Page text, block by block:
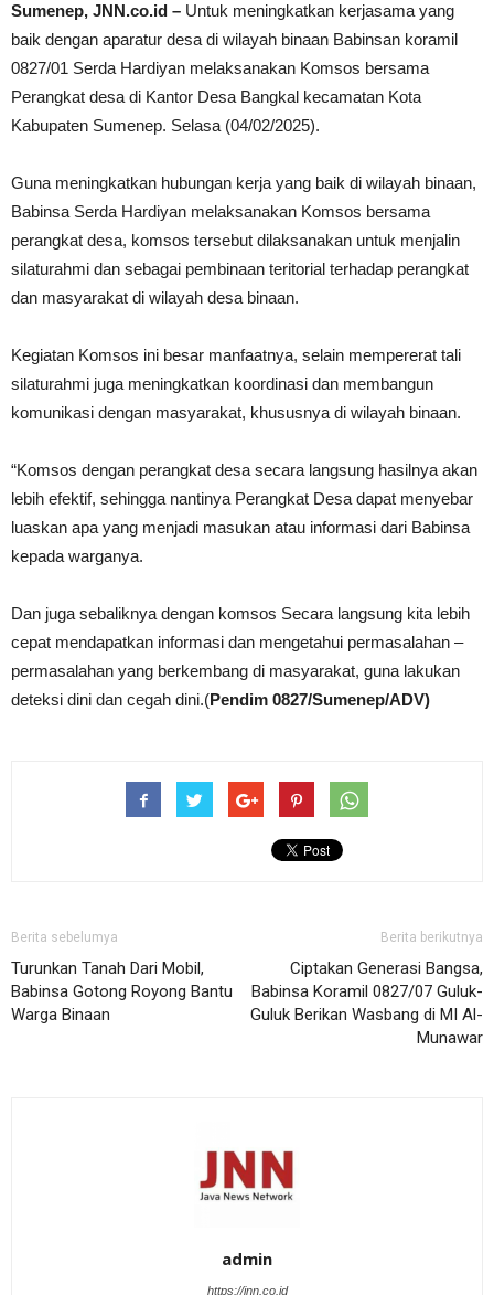
Sumenep, JNN.co.id – Untuk meningkatkan kerjasama yang
baik dengan aparatur desa di wilayah binaan Babinsan koramil
0827/01 Serda Hardiyan melaksanakan Komsos bersama
Perangkat desa di Kantor Desa Bangkal kecamatan Kota
Kabupaten Sumenep. Selasa (04/02/2025).
Guna meningkatkan hubungan kerja yang baik di wilayah binaan,
Babinsa Serda Hardiyan melaksanakan Komsos bersama
perangkat desa, komsos tersebut dilaksanakan untuk menjalin
silaturahmi dan sebagai pembinaan teritorial terhadap perangkat
dan masyarakat di wilayah desa binaan.
Kegiatan Komsos ini besar manfaatnya, selain mempererat tali
silaturahmi juga meningkatkan koordinasi dan membangun
komunikasi dengan masyarakat, khususnya di wilayah binaan.
“Komsos dengan perangkat desa secara langsung hasilnya akan
lebih efektif, sehingga nantinya Perangkat Desa dapat menyebar
luaskan apa yang menjadi masukan atau informasi dari Babinsa
kepada warganya.
Dan juga sebaliknya dengan komsos Secara langsung kita lebih
cepat mendapatkan informasi dan mengetahui permasalahan –
permasalahan yang berkembang di masyarakat, guna lakukan
deteksi dini dan cegah dini.(Pendim 0827/Sumenep/ADV)
Berita sebelumya
Turunkan Tanah Dari Mobil,
Babinsa Gotong Royong Bantu
Warga Binaan
Berita berikutnya
Ciptakan Generasi Bangsa,
Babinsa Koramil 0827/07 Guluk-
Guluk Berikan Wasbang di MI Al-
Munawar
admin
https://jnn.co.id